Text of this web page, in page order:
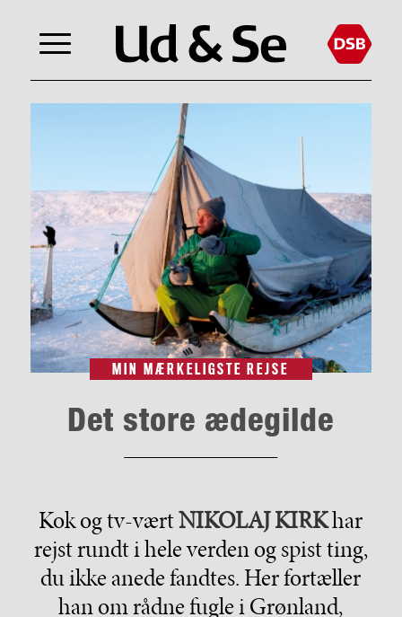
MIN MÆRKELIGSTE REJSE
Det store ædegilde
Kok og tv-værtNIKOLAJ KIRKhar
rejst rundt i hele verden og spist ting,
du ikke anede fandtes. Her fortæller
han om rådne fugle i Grønland,